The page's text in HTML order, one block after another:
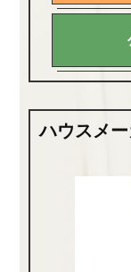
ハウスメ